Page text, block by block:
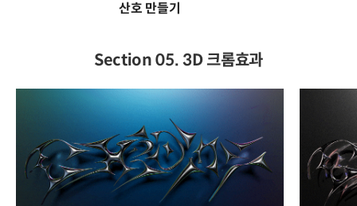
산호 만들기
Section 05. 3D 크롬효과